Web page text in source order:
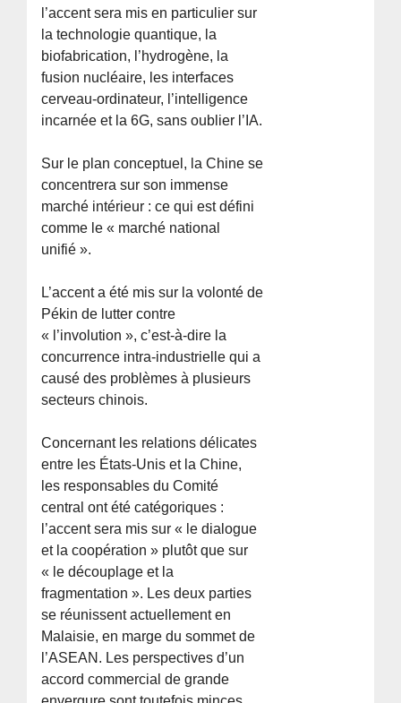
l’accent sera mis en particulier sur
la technologie quantique, la
biofabrication, l’hydrogène, la
fusion nucléaire, les interfaces
cerveau-ordinateur, l’intelligence
incarnée et la 6G, sans oublier l’IA.
Sur le plan conceptuel, la Chine se
concentrera sur son immense
marché intérieur : ce qui est défini
comme le « marché national
unifié ».
L’accent a été mis sur la volonté de
Pékin de lutter contre
« l’involution », c’est-à-dire la
concurrence intra-industrielle qui a
causé des problèmes à plusieurs
secteurs chinois.
Concernant les relations délicates
entre les États-Unis et la Chine,
les responsables du Comité
central ont été catégoriques :
l’accent sera mis sur « le dialogue
et la coopération » plutôt que sur
« le découplage et la
fragmentation ». Les deux parties
se réunissent actuellement en
Malaisie, en marge du sommet de
l’ASEAN. Les perspectives d’un
accord commercial de grande